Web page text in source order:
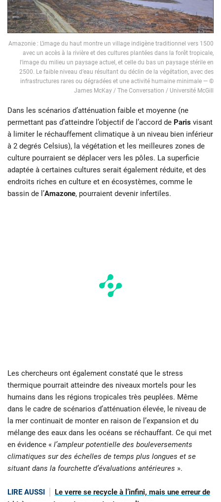
Amazonie : L’image du haut montre un village indigène traditionnel vers 1500
avec un accès à la rivière et des cultures plantées dans la forêt tropicale,
l’image du milieu un paysage actuel, et celle du bas un paysage stérile en
2500. Le faible niveau d’eau résultant du déclin de la végétation, avec des
infrastructures rares ou dégradées et une activité humaine minimale — ©
James McKay / The Conversation / Université McGill
Dans les scénarios d’atténuation faible et moyenne (ne
permettant pas d’atteindre l’objectif de l’accord de Paris visant
à limiter le réchauffement climatique à un niveau bien inférieur
à 2 degrés Celsius), la végétation et les meilleures zones de
culture pourraient se déplacer vers les pôles. La superficie
adaptée à certaines cultures serait également réduite, et des
endroits riches en culture et en écosystèmes, comme le
bassin de l’Amazone, pourraient devenir infertiles.
Les chercheurs ont également constaté que le stress
thermique pourrait atteindre des niveaux mortels pour les
humains dans les régions tropicales très peuplées. Même
dans le cadre de scénarios d’atténuation élevée, le niveau de
la mer continuait de monter en raison de l’expansion et du
mélange des eaux dans les océans se réchauffant. Ce qui met
en évidence « l’ampleur potentielle des bouleversements
climatiques sur des échelles de temps plus longues et se
situant dans la fourchette d’évaluations antérieures ».
LIRE AUSSI
Le verre se recycle à l’infini, mais une erreur de